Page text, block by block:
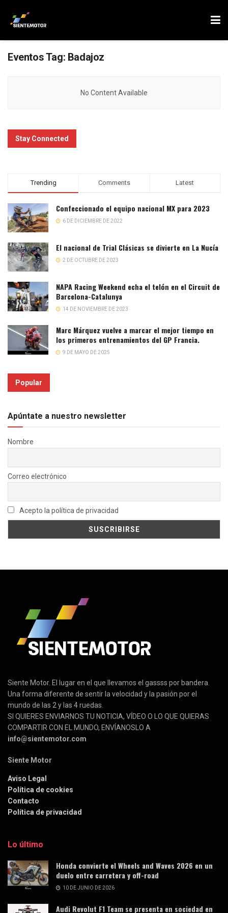
Eventos Tag: Badajoz
No Content Available
Stay Connected
Trending Comments Latest
Confeccionado el equipo nacional MX para 2023
6 DE DICIEMBRE DE 2022
El nacional de Trial Clásicas se divierte en La Nucía
2 DE OCTUBRE DE 2023
NAPA Racing Weekend echa el telón en el Circuit de
Barcelona-Catalunya
14 DE NOVIEMBRE DE 2023
Marc Márquez vuelve a marcar el mejor tiempo en
los primeros entrenamientos del GP Francia.
9 DE MAYO DE 2025
Popular
Apúntate a nuestro newsletter
Nombre
Correo electrónico
Acepto la política de privacidad
Siente Motor. El lugar en el que llevamos el gassss por bandera.
Una forma diferente de sentir la velocidad y la pasión por el
mundo de las 2 y las 4 ruedas.
SI QUIERES ENVIARNOS TU NOTICIA, VÍDEO O LO QUE QUIERAS
COMPARTIR CON EL MUNDO, ENVÍANOSLO A
info@sientemotor.com
Siente Motor
Aviso Legal
Política de cookies
Contacto
Política de privacidad
Lo último
Honda convierte el Wheels and Waves 2026 en un
duelo entre carretera y off-road
10 DE JUNIO DE 2026
Audi Revolut F1 Team se presenta en sociedad en